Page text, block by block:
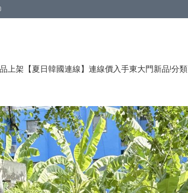
上架 【夏日韓國連線】連線價入手東大門新品!分類